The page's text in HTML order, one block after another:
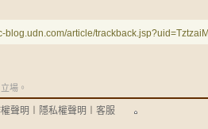
blog.udn.com/article/
場。
聲明 隱私權聲明 客服